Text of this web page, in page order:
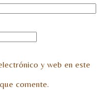
y web en este
comente.